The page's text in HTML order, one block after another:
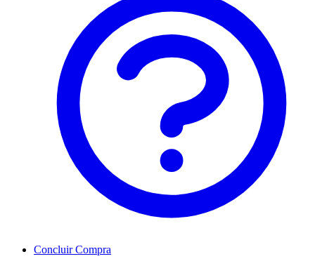
Concluir Compra